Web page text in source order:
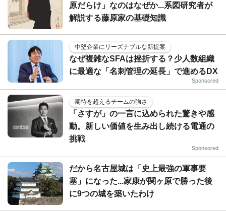
原だらけ」なのはなぜか...系図研究者が
解説する藤原家の基礎知識
中堅企業にリーズナブルな新提案
なぜ複雑なSFAは挫折する？少人数組織
に最適な「名刺管理の延長」で進めるDX
Sponsored
期待を超えるチームの強さ
「さすが」の一言に込められた驚きや感
動。新しい価値を生み出し続ける電通の
挑戦
Sponsored
だから名古屋城は「史上最強の軍事要
塞」になった...家康が関ヶ原で勝った後
に9つの城を築いたわけ